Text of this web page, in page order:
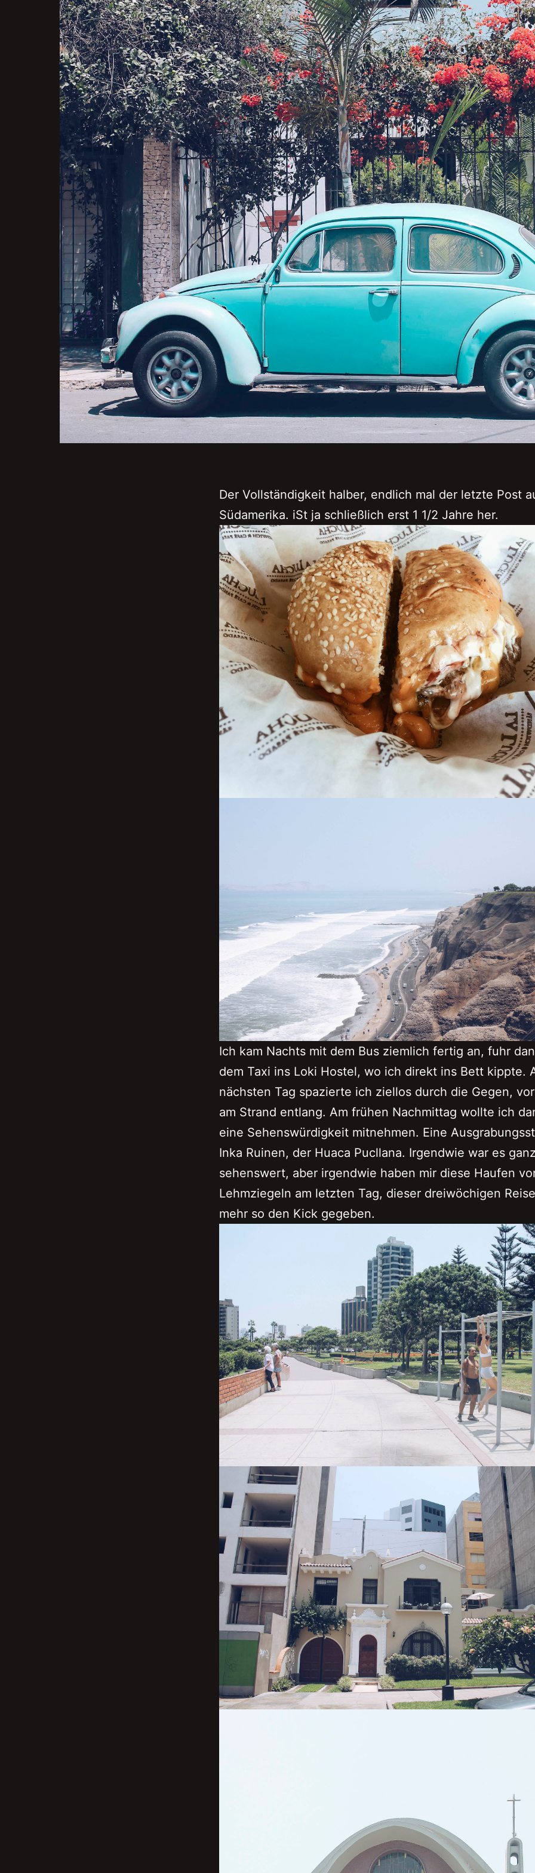
Der Vollständigkeit halber, endlich mal der letzte Post
Südamerika. iSt ja schließlich erst 1 1/2 Jahre her.
Ich kam Nachts mit dem Bus ziemlich fertig an, fuhr
dem Taxi ins Loki Hostel, wo ich direkt ins Bett kippte.
nächsten Tag spazierte ich ziellos durch die Gegen,
am Strand entlang. Am frühen Nachmittag wollte ich
eine Sehenswürdigkeit mitnehmen. Eine
Inka Ruinen, der Huaca Pucllana. Irgendwie war es
sehenswert, aber irgendwie haben mir diese Haufen
Lehmziegeln am letzten Tag, dieser dreiwöchigen
mehr so den Kick gegeben.